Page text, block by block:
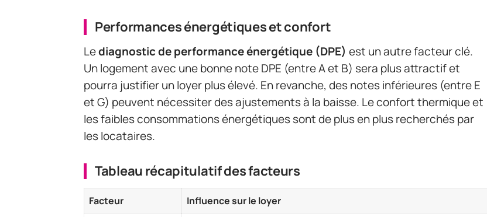
Performances énergétiques et confort
Lediagnostic de performance énergétique (DPE) est un autre facteur clé.
Un logement avec une bonne note DPE (entre A et B) sera plus attractif et
pourra justifier un loyer plus élevé. En revanche, des notes inférieures (entre E
et G) peuvent nécessiter des ajustements à la baisse. Le confort thermique et
les faibles consommations énergétiques sont de plus en plus recherchés par
les locataires.
Tableau récapitulatif des facteurs
Facteur
Influence sur le loyer